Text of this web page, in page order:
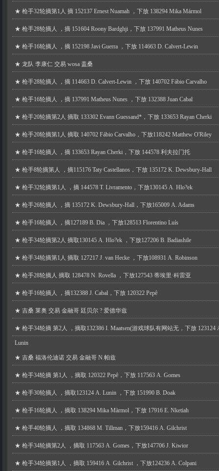
★ 枪手32轮摘第1人 摘 152137 Ernest Nuamah ，下放 138294 Mika Mármol
★ 枪手28轮摘人 ，摘 151604 Roony Bardghji，下放 137991 Matheus Nunes
★ 枪手16轮摘人 ，摘 152198 Javi Guerra ，下放 114663 D. Calvert-Lewin
★ 龙队 李康仁 交易 wosa 盖桑
★ 枪手28轮摘人 ，摘 114663 D. Calvert-Lewin ，下放 140702 Fábio Carvalho
★ 枪手16轮摘人 ，摘 137991 Matheus Nunes ，下放 132388 Juan Cabal
★ 枪手20轮摘第2人 摘取 133302 Evann Guessand*，下放 133653 Rayan Cherki
★ 枪手20轮摘第1人 摘取 140702 Fábio Carvalho，下放118242 Matthew O'Riley
★ 枪手16轮摘人 ，摘 133653 Rayan Cherki，下放 144578 利夫拉门托
★ 枪手8轮摘第人 ，摘115176 Taty Castellanos，下放 135172 K. Dewsbury-Hall
★ 枪手32轮摘第1人 ，摘 144578 T. Livramento，下放130145 A. Hlo?ek
★ 枪手26轮摘人 ，摘 135172 K. Dewsbury-Hall，下放165009 A. Adams
★ 枪手16轮摘人 ，摘127189 B. Dia ，下放128513 Florentino Luís
★ 枪手34轮摘第2人 摘取130145 A. Hlo?ek ，下放127206 B. Badiashile
★ 枪手34轮摘第1人 摘取 127217 J. van Hecke ，下放108931 A. Robinson
★ 枪手28轮摘人 摘取 128478 N. Rovella ，下放127543 蒂埃里·科雷亚
★ 枪手16轮摘人 ，摘132388 J. Cabal，下放 120322 Pepê
★ 吉桑 莱奥 交易 金融哥 廷贝尔 ? 爱德华兹
★ 枪手34轮摘 第2人 ，摘取132386 I. Maatsen(游戏球队有网站无，下放 123124
Lunin
★ 吉桑 福洛伦迪诺 交易 金融哥 N.帕兹
★ 枪手34轮摘 第1人 ，摘取 120322 Pepê，下放 117563 A. Gomes
★ 枪手30轮摘人 ，摘取123124 A. Lunin ，下放 151990 B. Doak
★ 枪手16轮摘人 ，摘取 138294 Mika Màrmol，下放 17916 E. Nketiah
★ 枪手40轮摘人 ，摘取 134868 M. Tillman，下放159416 A. Gilchrist
★ 枪手34轮摘第2人 ，摘取 117563 A. Gomes，下放147706 J. Kiwior
★ 枪手34轮摘第1人 ，摘取 159416 A. Gilchrist ，下放124236 A. Colpani